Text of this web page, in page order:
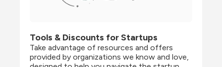
Tools & Discounts for Startups
Take advantage of resources and offers
provided by organizations we know and love,